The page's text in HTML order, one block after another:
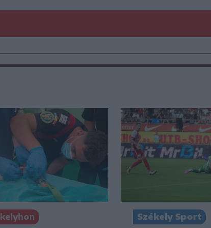
Székely Sport